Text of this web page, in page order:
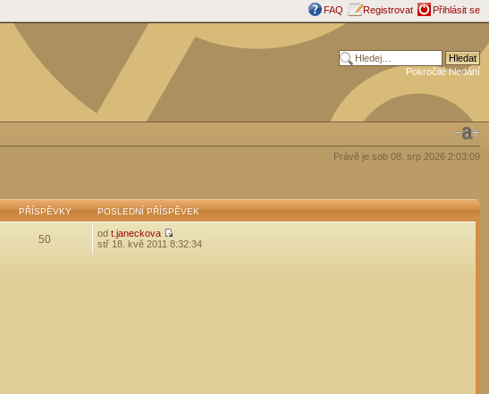
FAQ Registrovat Přihlásit se
Pokročilé hledání
Právě je sob 08. srp 2026 2:03:09
PŘÍSPĚVKY POSLEDNÍ PŘÍSPĚVEK
50 od t.janeckova
stř 18. kvě 2011 8:32:34